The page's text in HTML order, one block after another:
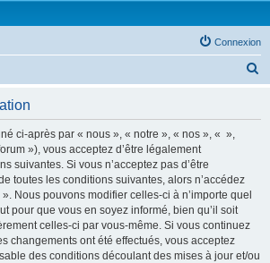
Connexion
ci-après par « nous », « notre », « nos », « »,
»), vous acceptez d’être légalement
suivantes. Si vous n’acceptez pas d’être
toutes les conditions suivantes, alors n’accédez
Nous pouvons modifier celles-ci à n’importe quel
pour que vous en soyez informé, bien qu’il soit
celles-ci par vous-même. Si vous continuez
changements ont été effectués, vous acceptez
des conditions découlant des mises à jour et/ou